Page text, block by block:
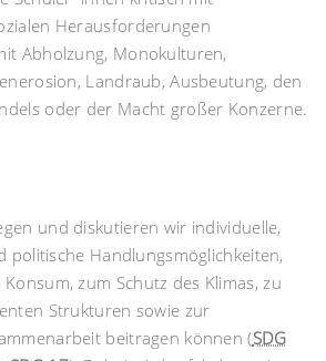
Herausforderungen
Abholzung, Monokulturen,
Landraub, Ausbeutung, den
oder der Macht großer Konzerne.
und diskutieren wir individuelle,
politische Handlungsmöglichkeiten,
zum Schutz des Klimas, zu
Strukturen sowie zur
beitragen können (SDG